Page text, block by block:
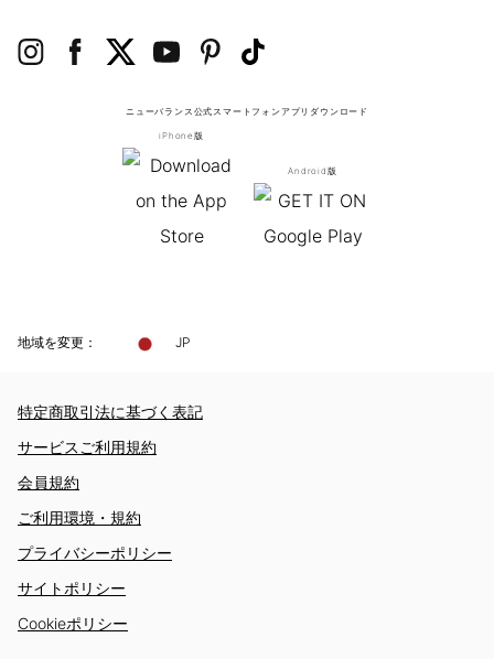
ニューバランス公式スマートフォンアプリ ダウンロード
iPhone版
Android版
地域を変更： JP
特定商取引法に基づく表記
サービスご利用規約
会員規約
ご利用環境・規約
プライバシーポリシー
サイトポリシー
Cookieポリシー